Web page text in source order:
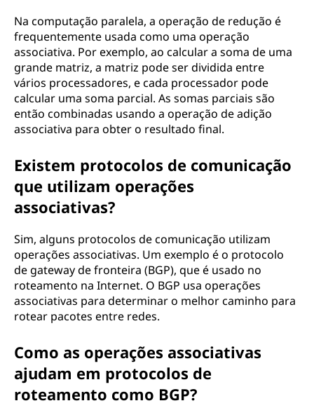
Na computação paralela, a operação de redução é
frequentemente usada como uma operação
associativa. Por exemplo, ao calcular a soma de uma
grande matriz, a matriz pode ser dividida entre
vários processadores, e cada processador pode
calcular uma soma parcial. As somas parciais são
então combinadas usando a operação de adição
associativa para obter o resultado final.
Existem protocolos de comunicação
que utilizam operações
associativas?
Sim, alguns protocolos de comunicação utilizam
operações associativas. Um exemplo é o protocolo
de gateway de fronteira (BGP), que é usado no
roteamento na Internet. O BGP usa operações
associativas para determinar o melhor caminho para
rotear pacotes entre redes.
Como as operações associativas
ajudam em protocolos de
roteamento como BGP?